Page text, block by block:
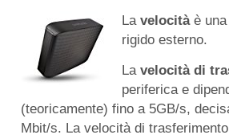
La velocitàè una
rigido esterno.
La velocità di
periferica e
(teoricamente) fino a 5GB/s,
Mbit/s. La velocità di